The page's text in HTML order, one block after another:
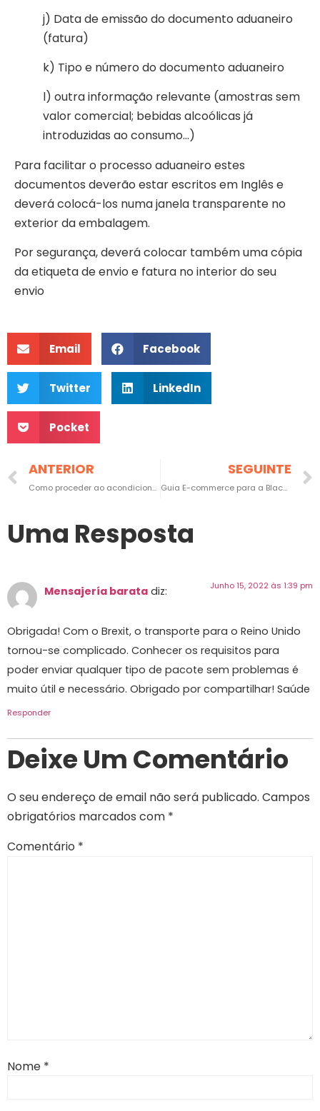
j) Data de emissão do documento aduaneiro
(fatura)
k) Tipo e número do documento aduaneiro
l) outra informação relevante (amostras sem
valor comercial; bebidas alcoólicas já
introduzidas ao consumo…)
Para facilitar o processo aduaneiro estes
documentos deverão estar escritos em Inglês e
deverá colocá-los numa janela transparente no
exterior da embalagem.
Por segurança, deverá colocar também uma cópia
da etiqueta de envio e fatura no interior do seu
envio
Email Facebook
Twitter LinkedIn
Pocket
ANTERIOR
Como proceder ao acondicionamento de objetos frágeis
SEGUINTE
Guia E-commerce para a Black Friday
Uma Resposta
Mensajería barata diz: Junho 15, 2022 às 1:39 pm
Obrigada! Com o Brexit, o transporte para o Reino Unido
tornou-se complicado. Conhecer os requisitos para
poder enviar qualquer tipo de pacote sem problemas é
muito útil e necessário. Obrigado por compartilhar! Saúde
Responder
Deixe Um Comentário
O seu endereço de email não será publicado. Campos
obrigatórios marcados com *
Comentário *
Nome *